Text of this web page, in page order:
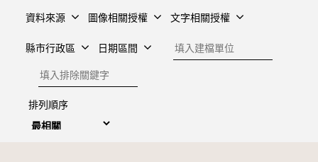
資料來源 圖像相關授權 文字相關授權
縣市行政區 日期區間
建檔單位
排除關鍵字
排列順序